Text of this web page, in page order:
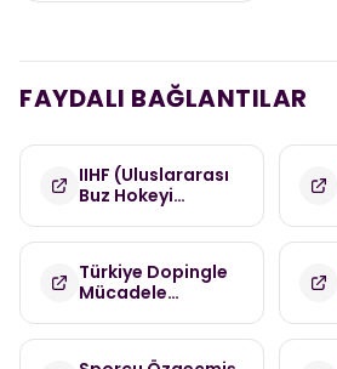
FAYDALI BAĞLANTILAR
IIHF (Uluslararası
Buz Hokeyi
Türkiye Dopingle
Mücadele
(TDMK)